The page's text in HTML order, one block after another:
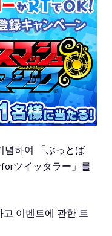
념하여 「ぶっとば
ツイッタラー」를
이벤트에 관한 트